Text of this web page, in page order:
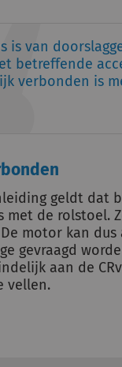
is van
betreffende
verbonden is
geldt dat
de rolstoel.
motor kan dus
gevraagd
aan de
vellen.